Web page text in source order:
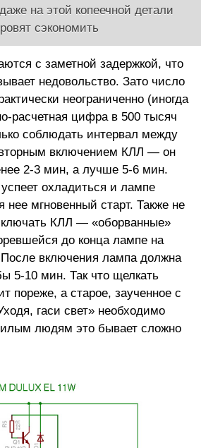
на этой копеечной детали
сэкономить
с заметной задержкой, что
недовольство. Зато число
неограниченно (иногда
расчетная цифра в 500 тысяч
соблюдать интервал между
включением КЛЛ — он
2-3 мин, а лучше 5-6 мин.
охладиться и лампе
нее мгновенный старт. Также не
КЛЛ — «оборванные»
до конца лампе на
включения лампа должна
5-10 мин. Так что щелкать
пореже, а старое, заученное с
гаси свет» необходимо
людям это бывает сложно